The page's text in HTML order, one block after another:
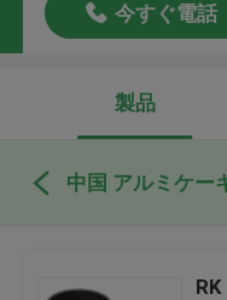
今すぐ電話
製品
中国 アルミケー